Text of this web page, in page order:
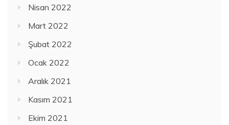
Nisan 2022
Mart 2022
Şubat 2022
Ocak 2022
Aralık 2021
Kasım 2021
Ekim 2021